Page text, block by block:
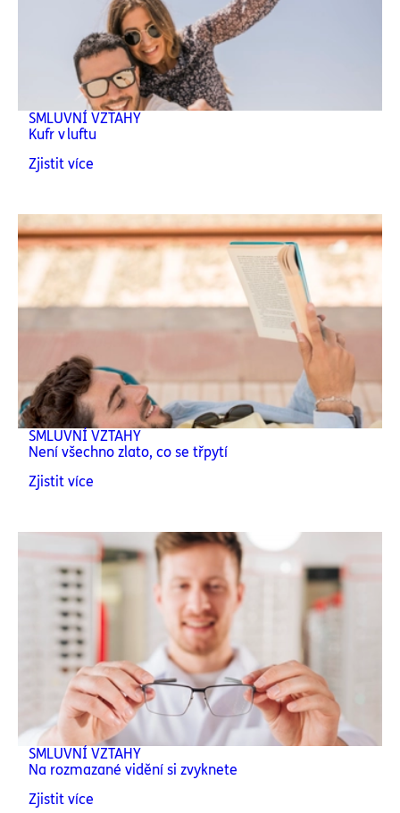
SMLUVNÍ VZTAHY
Kufr v luftu
Zjistit více
SMLUVNÍ VZTAHY
Není všechno zlato, co se třpytí
Zjistit více
SMLUVNÍ VZTAHY
Na rozmazané vidění si zvyknete
Zjistit více